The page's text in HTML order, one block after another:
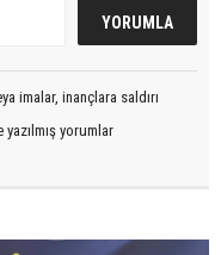
imalar, inançlara saldırı
yorumlar